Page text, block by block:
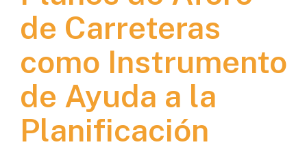
de Carreteras
como Instrumento
de Ayuda a la
Planificación